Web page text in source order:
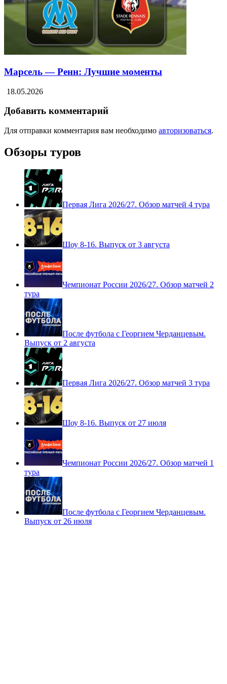
Марсель — Ренн: Лучшие моменты
18.05.2026
Добавить комментарий
Для отправки комментария вам необходимо авторизоваться.
Обзоры туров
Первая Лига 2026/27. Обзор матчей 4 тура
Шоу 8-16. Выпуск от 3 августа
Чемпионат России 2026/27. Обзор матчей 2
тура
После футбола с Георгием Черданцевым.
Выпуск от 2 августа
Первая Лига 2026/27. Обзор матчей 3 тура
Шоу 8-16. Выпуск от 27 июля
Чемпионат России 2026/27. Обзор матчей 1
тура
После футбола с Георгием Черданцевым.
Выпуск от 26 июля